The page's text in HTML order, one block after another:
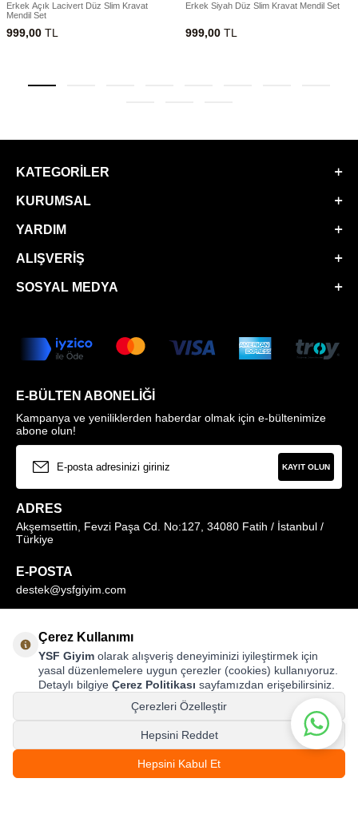
999,00
Erkek Açık Lacivert Düz Slim Kravat
Mendil Set
999,00 TL
Erkek Siyah Düz Slim Kravat Mendil Set
999,00 TL
KATEGORILER
KURUMSAL
YARDIM
ALIŞVERIŞ
SOSYAL MEDYA
E-BÜLTEN ABONELIĞI
Kampanya ve yeniliklerden haberdar olmak için e-bültenimize
abone olun!
KAYIT OLUN
ADRES
Akşemsettin, Fevzi Paşa Cd. No:127, 34080 Fatih / İstanbul /
Türkiye
E-POSTA
destek@ysfgiyim.com
0850 259 1373
MAĞAZALARIMIZ
© ysfgiyim.com | Tüm Hakları Saklıdır.
Çerez Kullanımı
YSF Giyim olarak alışveriş deneyiminizi iyileştirmek için
yasal düzenlemelere uygun çerezler (cookies) kullanıyoruz.
Detaylı bilgiye Çerez Politikası sayfamızdan erişebilirsiniz.
Çerezleri Özelleştir
Hepsini Reddet
Hepsini Kabul Et